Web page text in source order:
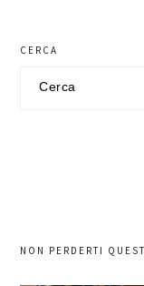
CERCA
NON PERDERTI